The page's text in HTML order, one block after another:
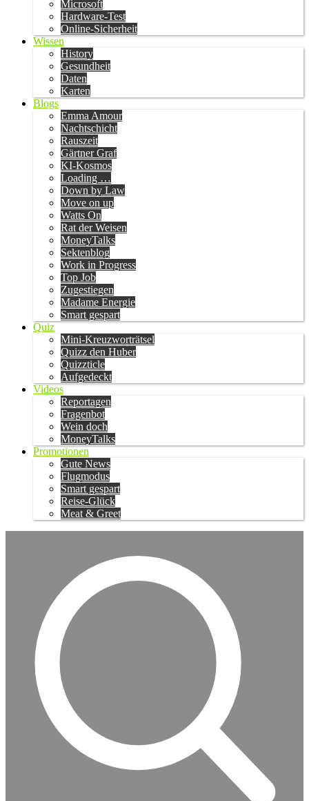
Microsoft
Hardware-Test
Online-Sicherheit
Wissen
History
Gesundheit
Daten
Karten
Blogs
Emma Amour
Nachtschicht
Rauszeit
Gärtner Graf
KI-Kosmos
Loading …
Down by Law
Move on up
Watts On
Rat der Weisen
MoneyTalks
Sektenblog
Work in Progress
Top Job
Zugestiegen
Madame Energie
Smart gespart
Quiz
Mini-Kreuzworträtsel
Quizz den Huber
Quizzticle
Aufgedeckt
Videos
Reportagen
Fragenbot
Wein doch
MoneyTalks
Promotionen
Gute News
Flugmodus
Smart gespart
Reise-Glück
Meat & Greet